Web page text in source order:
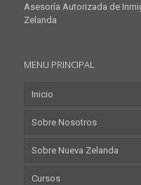
Asesoría Autorizada de
Zelanda
MENU PRINCIPAL
Inicio
Sobre Nosotros
Sobre Nueva Zelanda
Cursos